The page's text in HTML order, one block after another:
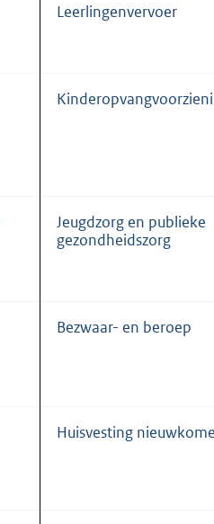
Leerlingenvervoer
Jeugdzorg en publieke
gezondheidszorg
Bezwaar- en beroep
Huisvesting